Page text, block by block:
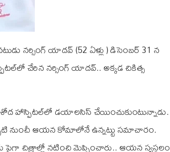
నర్సింగ్ యాదవ్ (52 ఏళ్లు ) డిసెంబర్ 31 న
చేరిన నర్సింగ్ యాదవ్.. అక్కడ చికిత్స
హాస్పిటల్‌లో డయాలసిస్ చేయించుకుంటున్నాడు.
నుంచీ ఆయన కోమాలోనే ఉన్నట్టు సమాచారం.
చిత్రాల్లో నటించి మెప్పించారు.. ఆయన స్వస్థలం